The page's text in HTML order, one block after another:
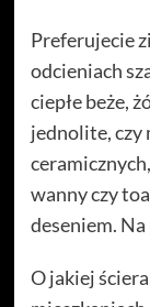
Preferujecie
odcieniach
ciepłe beże,
jednolite, czy
wanny czy
deseniem. Na
O jakiej